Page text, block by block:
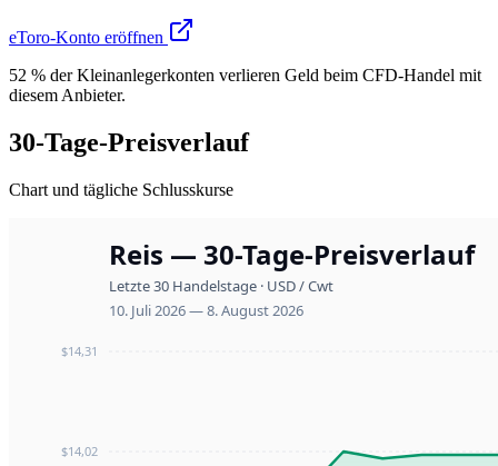
eToro-Konto eröffnen
52 % der Kleinanlegerkonten verlieren Geld beim CFD-Handel mit
diesem Anbieter.
30-Tage-Preisverlauf
Chart und tägliche Schlusskurse